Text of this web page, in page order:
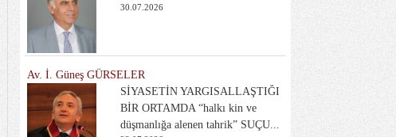
30.07.2026
Av. İ. Güneş GÜRSELER
SİYASETİN YARGISALLAŞTIĞI
BİR ORTAMDA “halkı kin ve
düşmanlığa alenen tahrik” SUÇU...